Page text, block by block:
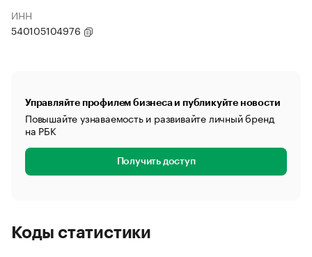
ИНН
540105104976
Управляйте профилем бизнеса и публикуйте новости
Повышайте узнаваемость и развивайте личный бренд
на РБК
Получить доступ
Коды статистики